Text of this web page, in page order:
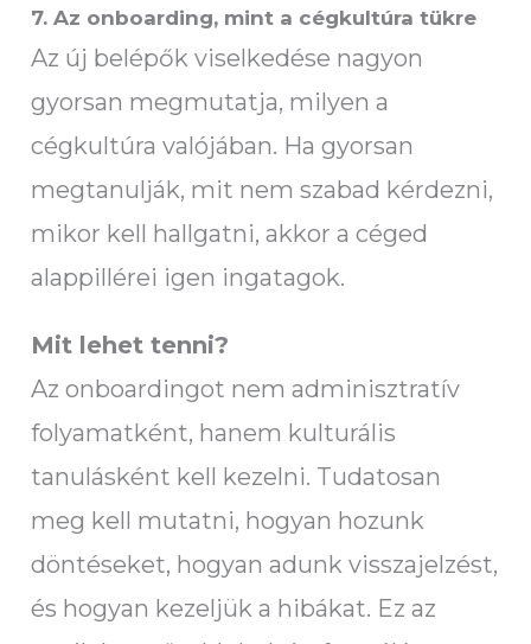
7. Az onboarding, mint a cégkultúra tükre
Az új belépők viselkedése nagyon
gyorsan megmutatja, milyen a
cégkultúra valójában. Ha gyorsan
megtanulják, mit nem szabad kérdezni,
mikor kell hallgatni, akkor a céged
alappillérei igen ingatagok.
Mit lehet tenni?
Az onboardingot nem adminisztratív
folyamatként, hanem kulturális
tanulásként kell kezelni. Tudatosan
meg kell mutatni, hogyan hozunk
döntéseket, hogyan adunk visszajelzést,
és hogyan kezeljük a hibákat. Ez az